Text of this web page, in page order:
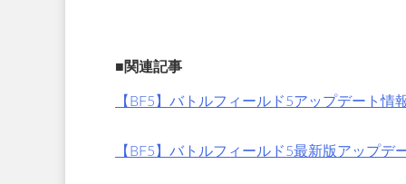
■関連記事
【BF5】バトルフィールド5アップデート情
【BF5】バトルフィールド5最新版アップ